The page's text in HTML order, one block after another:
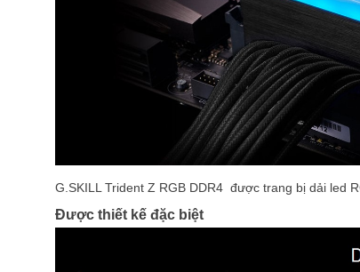
G.SKILL Trident Z RGB DDR4 được trang bị dải led
Được thiết kế đặc biệt